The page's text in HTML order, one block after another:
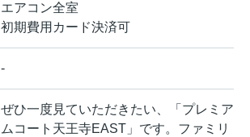
エアコン全室
初期費用カード決済可
-
ぜひ一度見ていただきたい、「プレミア
ムコート天王寺EAST」です。ファミリ